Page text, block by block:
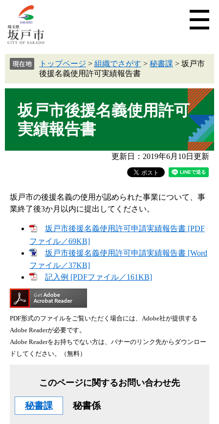
トップページ > 組織でさがす > 秘書課 > 坂戸市
後援名義使用許可実績報告書
坂戸市後援名義使用許可
実績報告書
更新日：2019年6月10日更新
坂戸市の後援名義の使用が認められた事業について、事
業終了後3か月以内に提出してください。
坂戸市後援名義使用許可申請実績報告書 [PDF
ファイル／69KB]
坂戸市後援名義使用許可申請実績報告書 [Word
ファイル／37KB]
記入例 [PDFファイル／161KB]
PDF形式のファイルをご覧いただく場合には、Adobe社が提供する
Adobe Readerが必要です。
Adobe Readerをお持ちでない方は、バナーのリンク先からダウンロー
ドしてください。（無料）
このページに関するお問い合わせ先
秘書課 秘書係